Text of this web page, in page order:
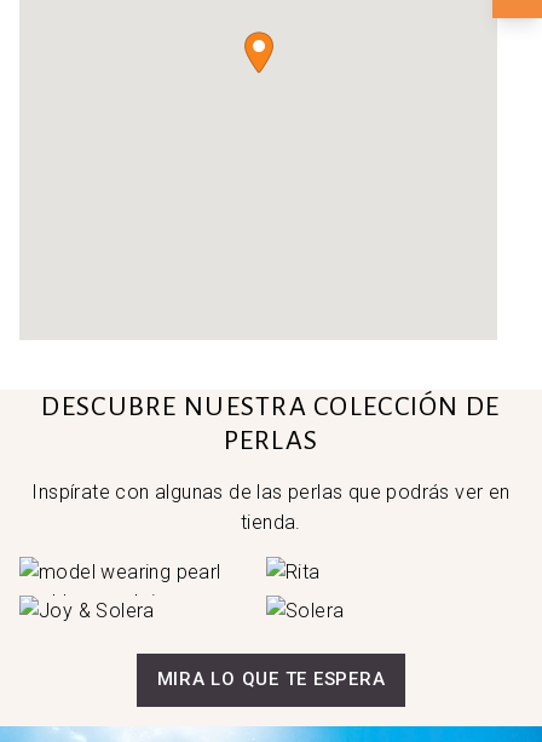
DESCUBRE NUESTRA COLECCIÓN DE
PERLAS
Inspírate con algunas de las perlas que podrás ver en
tienda.
MIRA LO QUE TE ESPERA